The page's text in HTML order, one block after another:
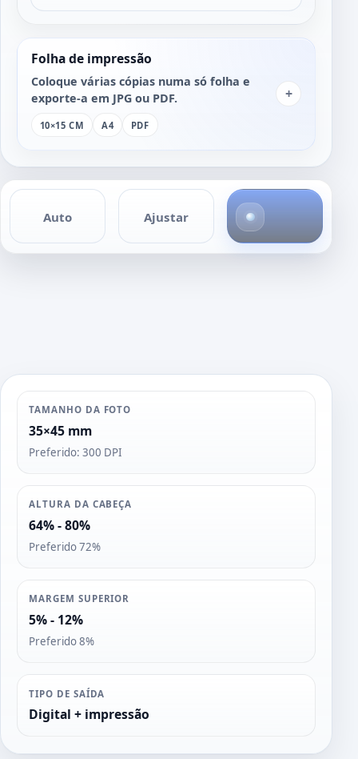
Folha de impressão
Coloque várias cópias numa só folha e
exporte-a em JPG ou PDF.
10×15 CM A4 PDF
+
Auto Ajustar
o
t
TAMANHO DA FOTO
35×45 mm
Preferido: 300 DPI
ALTURA DA CABEÇA
64% - 80%
Preferido 72%
MARGEM SUPERIOR
5% - 12%
Preferido 8%
TIPO DE SAÍDA
Digital + impressão